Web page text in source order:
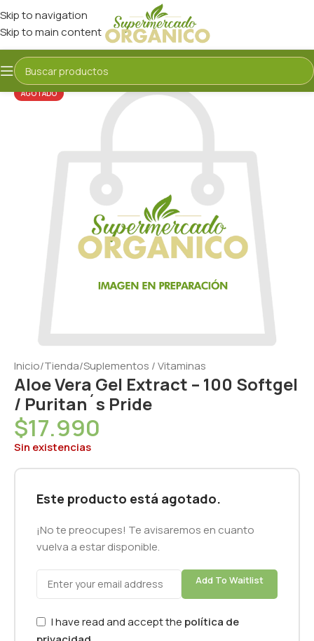
Skip to navigation
Skip to main content
AGOTADO
Inicio/Tienda/Suplementos / Vitaminas
Aloe Vera Gel Extract – 100 Softgel
/ Puritan´s Pride
$17.990
Sin existencias
Este producto está agotado.
¡No te preocupes! Te avisaremos en cuanto
vuelva a estar disponible.
Add To Waitlist
I have read and accept the política de